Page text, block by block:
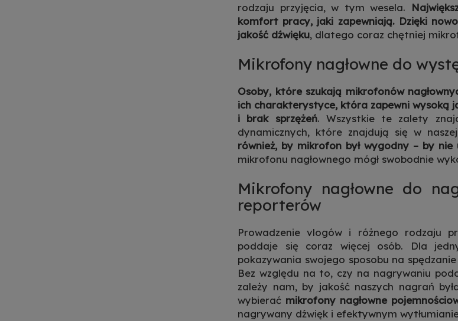
rodzaju przyjęcia, w tym wesela.
komfort pracy, jaki zapewniają. Dzięki
jakość dźwięku, dlatego coraz chętniej
Mikrofony nagłowne do
Osoby, które szukają mikrofonów
ich charakterystyce, która zapewni wysoką
i brak sprzężeń. Wszystkie te zalety
dynamicznych, które znajdują się w
również, by mikrofon był wygodny – by nie
mikrofonu nagłownego mógł swobodnie
Mikrofony nagłowne do
reporterów
Prowadzenie vlogów i różnego rodzaju
poddaje się coraz więcej osób. Dla
pokazywania swojego sposobu na
Bez względu na to, czy na nagrywaniu
zależy nam, by jakość naszych nagrań
wybierać mikrofony nagłowne
nagrywany dźwięk i efektywnym